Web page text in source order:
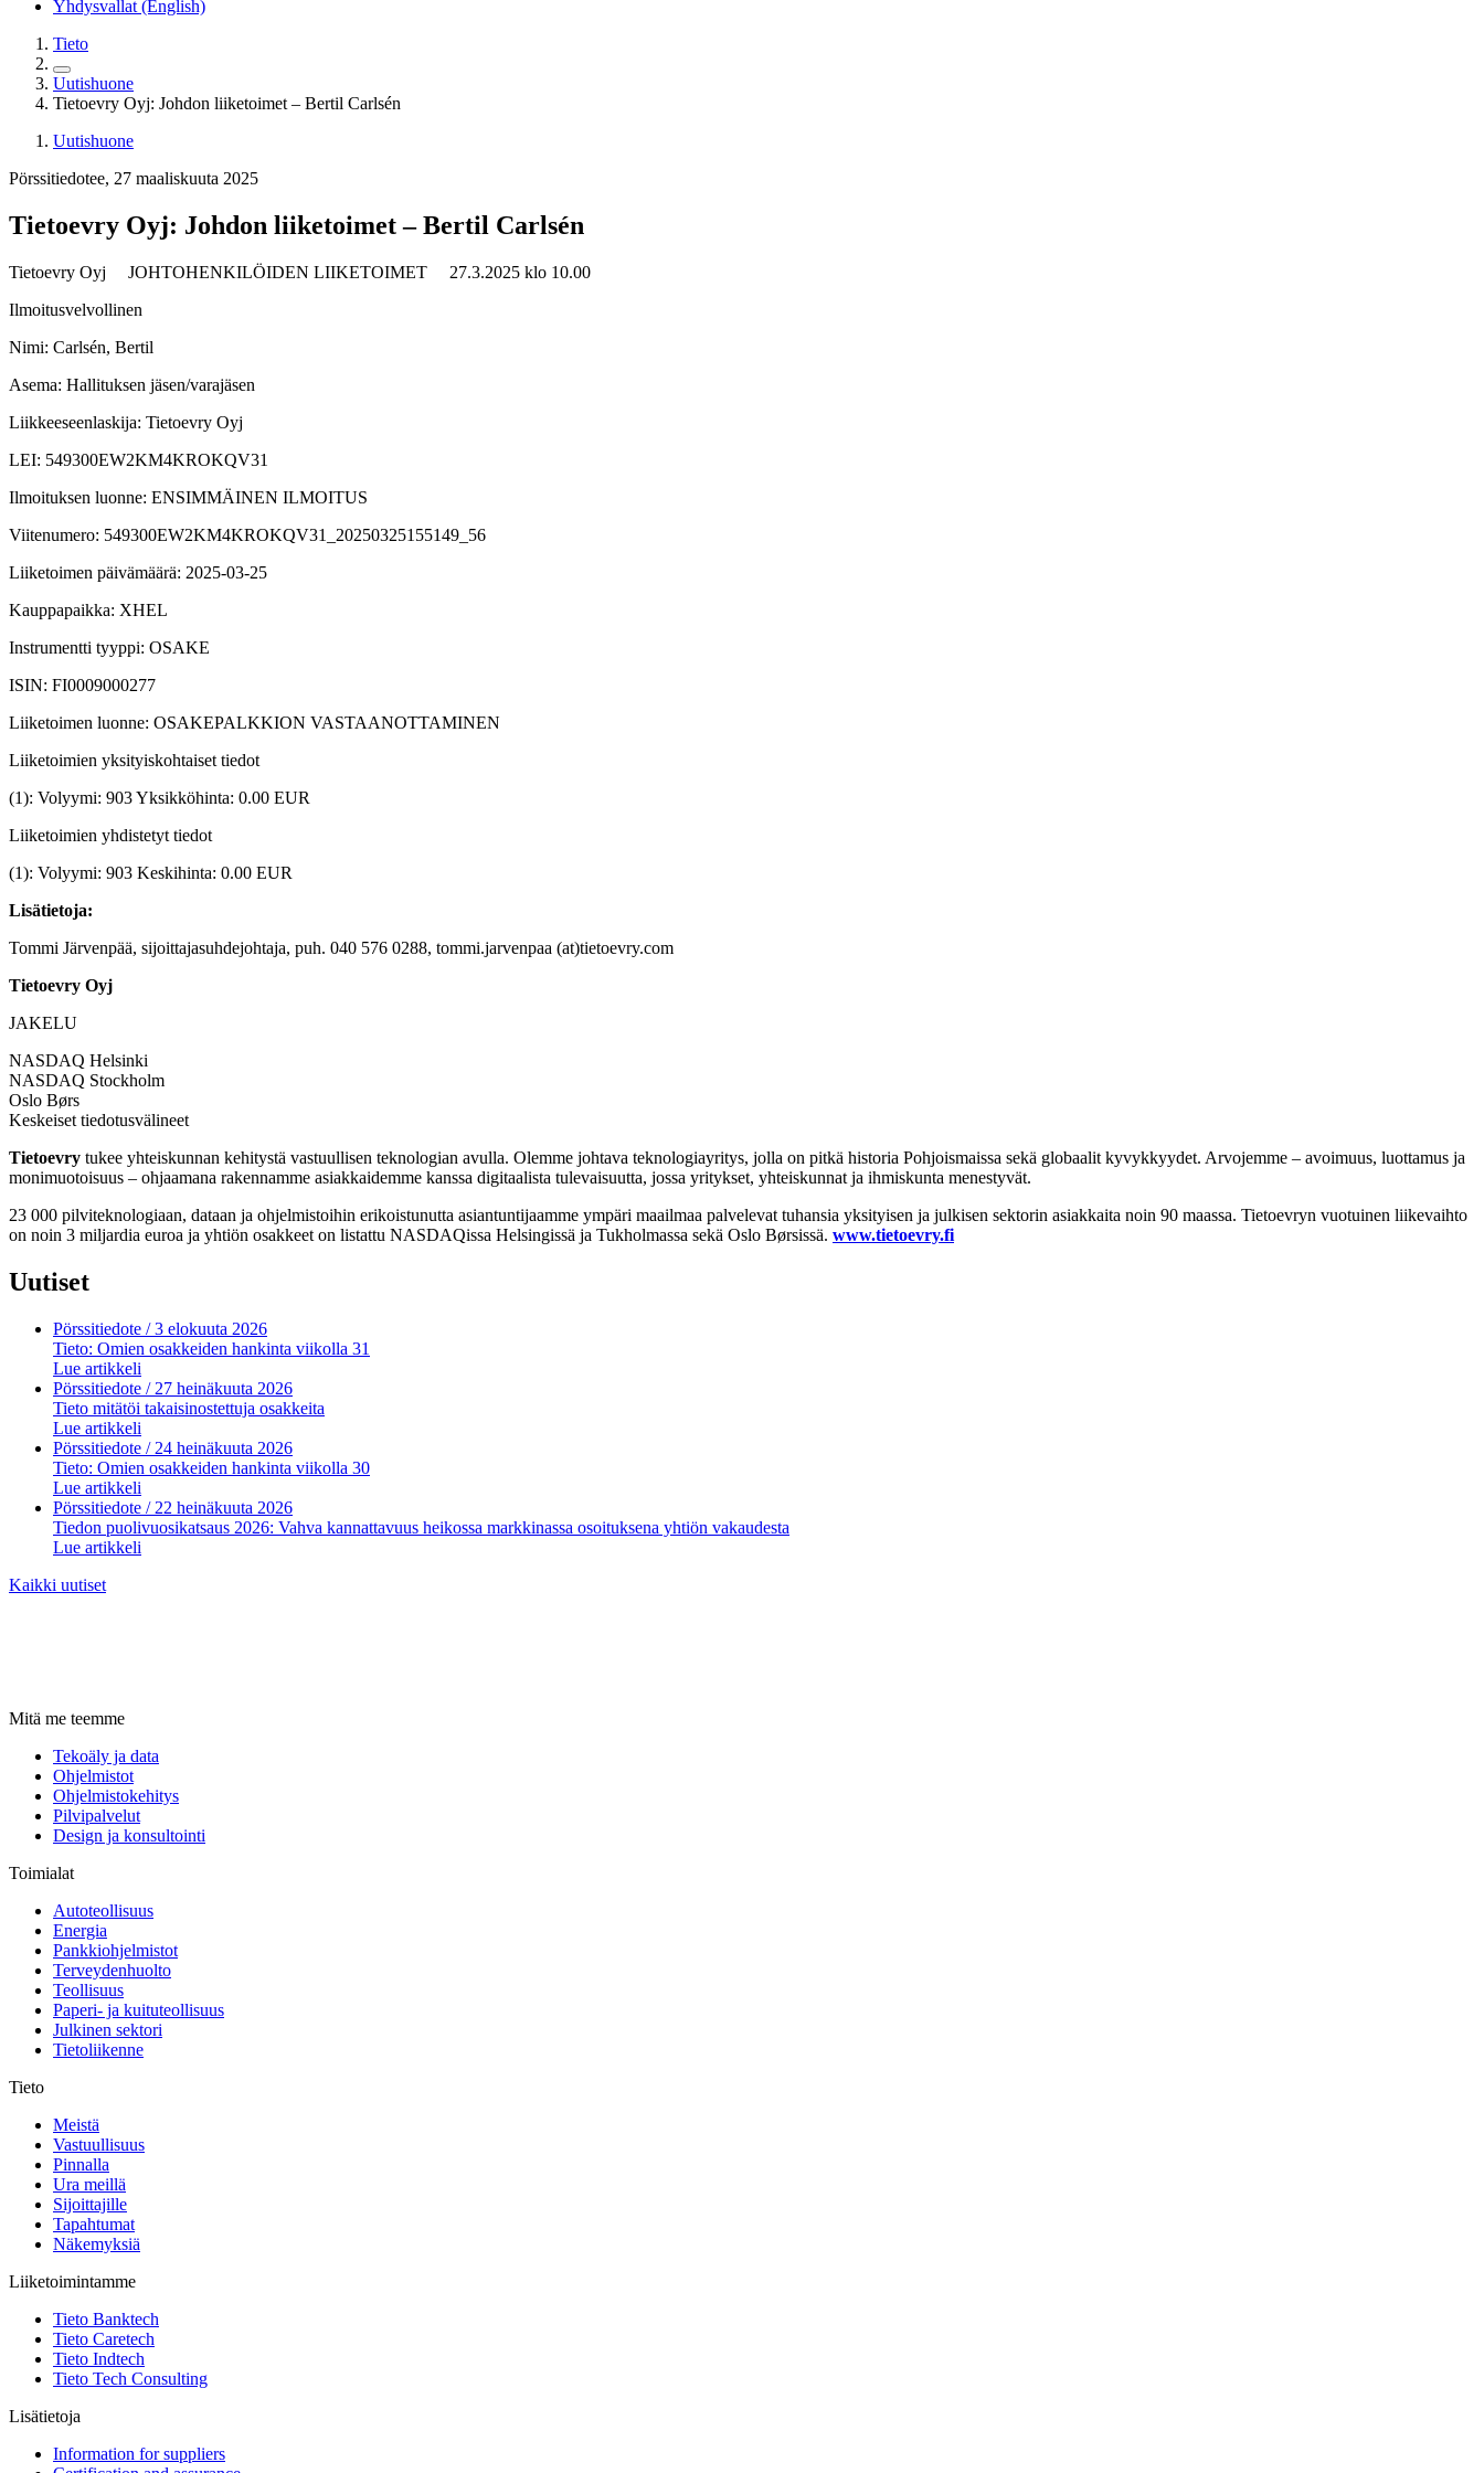
Yhdysvallat (English)
Tieto
Uutishuone
Tietoevry Oyj: Johdon liiketoimet – Bertil Carlsén
Uutishuone
Pörssitiedotee, 27 maaliskuuta 2025
Tietoevry Oyj: Johdon liiketoimet – Bertil Carlsén
Tietoevry Oyj JOHTOHENKILÖIDEN LIIKETOIMET
27.3.2025 klo 10.00
Ilmoitusvelvollinen
Nimi: Carlsén, Bertil
Asema: Hallituksen jäsen/varajäsen
Liikkeeseenlaskija: Tietoevry Oyj
LEI: 549300EW2KM4KROKQV31
Ilmoituksen luonne: ENSIMMÄINEN ILMOITUS
Viitenumero: 549300EW2KM4KROKQV31_20250325155149_56
Liiketoimen päivämäärä: 2025-03-25
Kauppapaikka: XHEL
Instrumentti tyyppi: OSAKE
ISIN: FI0009000277
Liiketoimen luonne: OSAKEPALKKION VASTAANOTTAMINEN
Liiketoimien yksityiskohtaiset tiedot
(1): Volyymi: 903 Yksikköhinta: 0.00 EUR
Liiketoimien yhdistetyt tiedot
(1): Volyymi: 903 Keskihinta: 0.00 EUR
Lisätietoja:
Tommi Järvenpää, sijoittajasuhdejohtaja, puh. 040 576 0288, tommi.jarvenpaa (at)tietoevry.com
Tietoevry Oyj
JAKELU
NASDAQ Helsinki
NASDAQ Stockholm
Oslo Børs
Keskeiset tiedotusvälineet
Tietoevry tukee yhteiskunnan kehitystä vastuullisen teknologian avulla. Olemme johtava teknologiayritys, jolla on pitkä historia Pohjoismaissa sekä globaalit kyvykkyydet. Arvojemme – avoimuus, luottamus ja
monimuotoisuus – ohjaamana rakennamme asiakkaidemme kanssa digitaalista tulevaisuutta, jossa yritykset, yhteiskunnat ja ihmiskunta menestyvät.
23 000 pilviteknologiaan, dataan ja ohjelmistoihin erikoistunutta asiantuntijaamme ympäri maailmaa palvelevat tuhansia yksityisen ja julkisen sektorin asiakkaita noin 90 maassa. Tietoevryn vuotuinen liikevaihto
on noin 3 miljardia euroa ja yhtiön osakkeet on listattu NASDAQissa Helsingissä ja Tukholmassa sekä Oslo Børsissä. www.tietoevry.fi
Uutiset
Pörssitiedote / 3 elokuuta 2026
Tieto: Omien osakkeiden hankinta viikolla 31
Lue artikkeli
Pörssitiedote / 27 heinäkuuta 2026
Tieto mitätöi takaisinostettuja osakkeita
Lue artikkeli
Pörssitiedote / 24 heinäkuuta 2026
Tieto: Omien osakkeiden hankinta viikolla 30
Lue artikkeli
Pörssitiedote / 22 heinäkuuta 2026
Tiedon puolivuosikatsaus 2026: Vahva kannattavuus heikossa markkinassa osoituksena yhtiön vakaudesta
Lue artikkeli
Kaikki uutiset
Mitä me teemme
Tekoäly ja data
Ohjelmistot
Ohjelmistokehitys
Pilvipalvelut
Design ja konsultointi
Toimialat
Autoteollisuus
Energia
Pankkiohjelmistot
Terveydenhuolto
Teollisuus
Paperi- ja kuituteollisuus
Julkinen sektori
Tietoliikenne
Tieto
Meistä
Vastuullisuus
Pinnalla
Ura meillä
Sijoittajille
Tapahtumat
Näkemyksiä
Liiketoimintamme
Tieto Banktech
Tieto Caretech
Tieto Indtech
Tieto Tech Consulting
Lisätietoja
Information for suppliers